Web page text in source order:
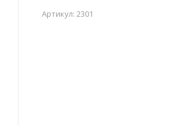
Артикул: 2301